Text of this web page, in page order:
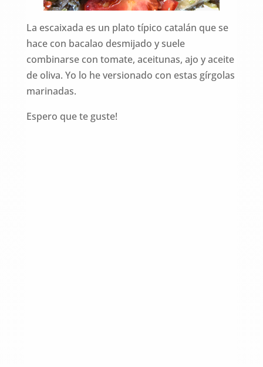
La escaixada es un plato típico catalán que se
hace con bacalao desmijado y suele
combinarse con tomate, aceitunas, ajo y aceite
de oliva. Yo lo he versionado con estas gírgolas
marinadas.
Espero que te guste!